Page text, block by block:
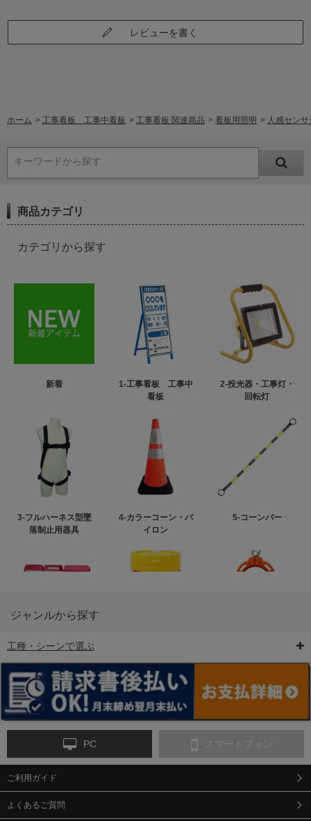
レビューを書く
ホーム > 工事看板 工事中看板 > 工事看板 関連商品 > 看板用照明 > 人感セン
キーワードから探す
商品カテゴリ
カテゴリから探す
新着
1-工事看板 工事中
看板
2-投光器・工事灯・
回転灯
3-フルハーネス型墜
落制止用器具
4-カラーコーン・パ
イロン
5-コーンバー
6-矢印板/LED矢印板
ンス
9-点字マット・タイ
ジャンルから探す
工種・シーンで選ぶ
PC スマートフォン
ご利用ガイド
よくあるご質問